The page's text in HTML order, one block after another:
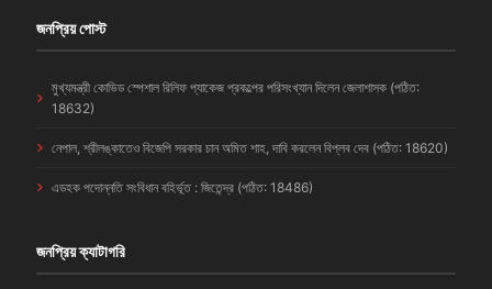
জনপ্রিয় পোস্ট
মুখ্যমন্ত্রী কোভিড স্পেশাল রিলিফ প্যাকেজ প্রকল্পের পরিসংখ্যান দিলেন জেলাশাসক (পঠিত:
18632)
নেপাল, শ্রীলঙ্কাতেও বিজেপি সরকার চান অমিত শাহ, দাবি করলেন বিপ্লব দেব (পঠিত: 18620)
এডহক পদোন্নতি সংবিধান বহির্ভূত : জিতেন্দ্র (পঠিত: 18486)
জনপ্রিয় ক্যাটাগরি